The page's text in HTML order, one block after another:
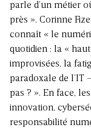
parle d’un métier
près ». Corinne
connaît « le
quotidien : la «
improvisées, la
paradoxale de
pas ? ». En face,
innovation,
responsabilité